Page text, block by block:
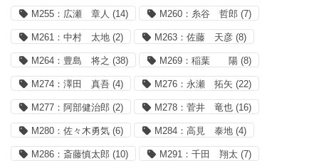
M255：広瀬 章人 (14) M260：糸谷 哲郎 (7)
M261：中村 太地 (2) M263：佐藤 天彦 (8)
M264：豊島 将之 (38) M269：稲葉 陽 (8)
M274：澤田 真吾 (4) M276：永瀬 拓矢 (22)
M277：阿部健治郎 (2) M278：菅井 竜也 (16)
M280：佐々木勇気 (6) M284：高見 泰地 (4)
M286：斎藤慎太郎 (10) M291：千田 翔太 (7)